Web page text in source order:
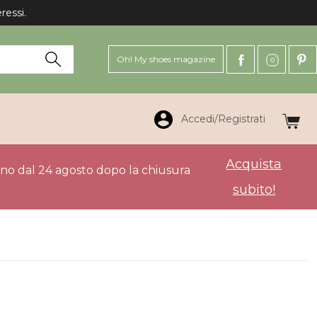
Oh! My shoes magazine
Accedi/Registrati
dal 24 agosto dopo la chiusura
Acquista
subito!